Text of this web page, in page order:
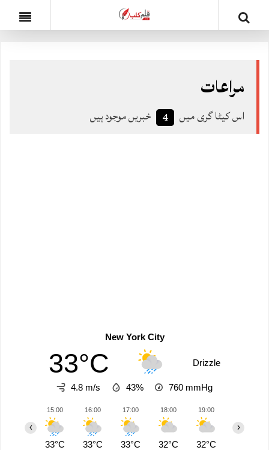
مراعات
اس کیٹا گری میں 4 خبریں موجود ہیں
New York City
33°C Drizzle
4.8 m/s 43% 760 mmHg
15:00
33°C
16:00
33°C
17:00
33°C
18:00
32°C
19:00
32°C
‹ ›